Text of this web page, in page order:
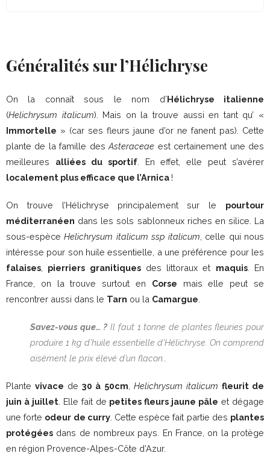
Généralités sur l’Hélichryse
On la connaît sous le nom d’ Hélichryse italienne
(Helichrysum italicum). Mais on la trouve aussi en tant qu’ «
Immortelle » (car ses fleurs jaune d’or ne fanent pas). Cette
plante de la famille desAsteraceae est certainement une des
meilleures alliées du sportif. En effet, elle peut s’avérer
localement plus efficace que l’Arnica !
On trouve l’Hélichryse principalement sur le pourtour
méditerranéen dans les sols sablonneux riches en silice. La
sous-espèceHelichrysum italicum ssp italicum, celle qui nous
intéresse pour son huile essentielle, a une préférence pour les
falaises, pierriers granitiquesdes littoraux et maquis. En
France, on la trouve surtout en Corse mais elle peut se
rencontrer aussi dans le Tarn ou la Camargue.
Savez-vous que… ? Il faut 1 tonne de plantes fleuries pour
produire 1 kg d’huile essentielle d’Hélichryse. On comprend
aisément le prix élevé d’un flacon…
Plantevivace de30 à 50cm, Helichrysum italicum fleurit de
juin à juillet. Elle fait de petites fleurs jaune pâle et dégage
une forte odeur de curry. Cette espèce fait partie des plantes
protégées dans de nombreux pays. En France, on la protège
en région Provence-Alpes-Côte d’Azur.